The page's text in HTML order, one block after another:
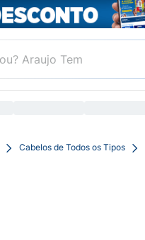
Cabelos de Todos os Tipos